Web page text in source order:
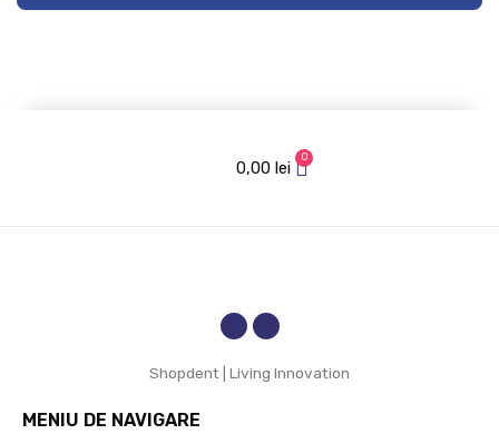
0,00 lei
0
Shopdent | Living Innovation
MENIU DE NAVIGARE